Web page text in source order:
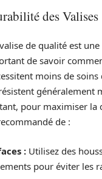
des Valises
de qualité est une
de savoir
moins de soins
généralement
pour maximiser la
de :
: Utilisez des
pour éviter les